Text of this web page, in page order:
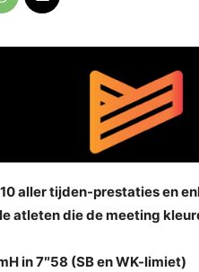
aller tijden-prestaties en
atleten die de meeting
in 7″58 (SB en WK-limiet)